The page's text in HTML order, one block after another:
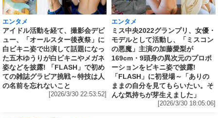
エンタメ
アイドル活動を経て、撮影会デビ
ュー、「オールスター後夜祭」に
白ビキニ姿で出演して話題になっ
た五木ゆうりが白ビキニやメガネ
姿などを披露! 「FLASH」で初め
ての雑誌グラビア挑戦～特技は人
の名前を忘れないこと
[2026/3/30 22:53:52]
エンタメ
ミス中央2022グランプリ、女優・
モデルとして活動し、「ミスコン
の悪魔」主演の加藤愛梨が
169cm・9頭身の異次元のプロポ
ーションをビキニ姿で披露!
「FLASH」に初登場～「ありの
ままの自分を見てもらいたい。そ
んな気持ちが芽生えました」
[2026/3/30 18:05:06]